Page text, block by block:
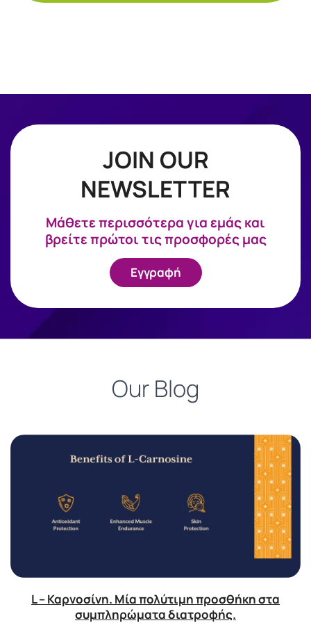
JOIN OUR
NEWSLETTER
Mάθετε περισσότερα για εμάς και
βρείτε πρώτοι τις προσφορές μας
Εγγραφή
Our Blog
L – Καρνοσίνη. Μία πολύτιμη προσθήκη στα
συμπληρώματα διατροφής.